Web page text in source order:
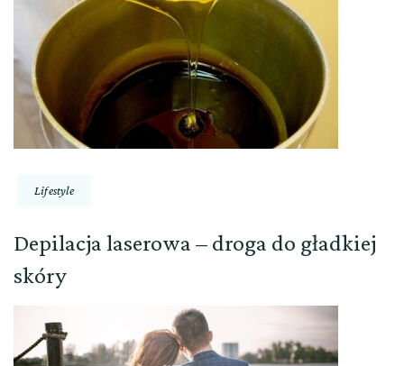
Lifestyle
Depilacja laserowa – droga do gładkiej
skóry